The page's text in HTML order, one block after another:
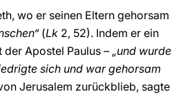
wo er seinen Eltern gehorsam
(Lk 2, 52). Indem er ein
Apostel Paulus – „und wurde
sich und war gehorsam
Jerusalem zurückblieb, sagte